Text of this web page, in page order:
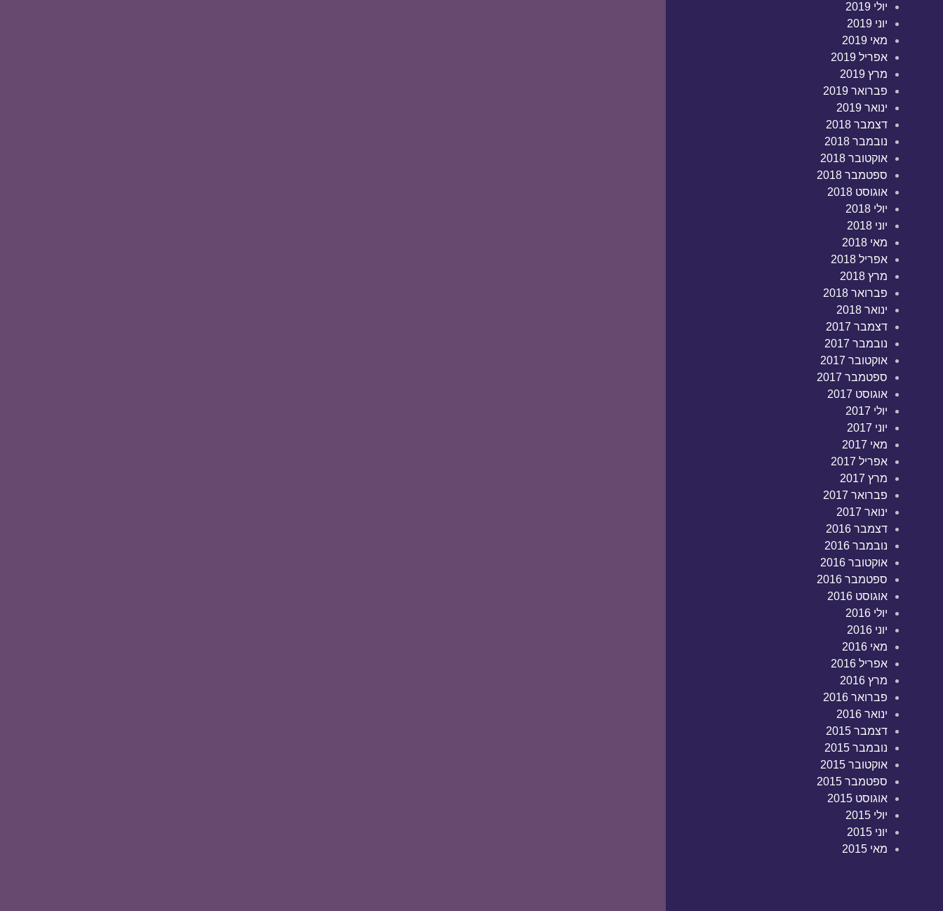
יולי 2019
יוני 2019
מאי 2019
אפריל 2019
מרץ 2019
פברואר 2019
ינואר 2019
דצמבר 2018
נובמבר 2018
אוקטובר 2018
ספטמבר 2018
אוגוסט 2018
יולי 2018
יוני 2018
מאי 2018
אפריל 2018
מרץ 2018
פברואר 2018
ינואר 2018
דצמבר 2017
נובמבר 2017
אוקטובר 2017
ספטמבר 2017
אוגוסט 2017
יולי 2017
יוני 2017
מאי 2017
אפריל 2017
מרץ 2017
פברואר 2017
ינואר 2017
דצמבר 2016
נובמבר 2016
אוקטובר 2016
ספטמבר 2016
אוגוסט 2016
יולי 2016
יוני 2016
מאי 2016
אפריל 2016
מרץ 2016
פברואר 2016
ינואר 2016
דצמבר 2015
נובמבר 2015
אוקטובר 2015
ספטמבר 2015
אוגוסט 2015
יולי 2015
יוני 2015
מאי 2015